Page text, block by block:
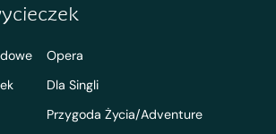
Opera
Dla Singli
Przygoda Życia/Adventure